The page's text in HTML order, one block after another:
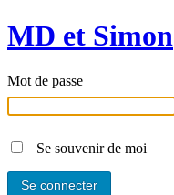
MD et Simon
Mot de passe
Se souvenir de moi